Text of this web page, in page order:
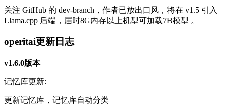
关注 GitHub 的 dev-branch，作者已放出口风，将在 v1.5 引入
Llama.cpp 后端，届时8G内存以上机型可加载7B模型 。
operitai更新日志
v1.6.0版本
记忆库更新:
更新记忆库，记忆库自动分类